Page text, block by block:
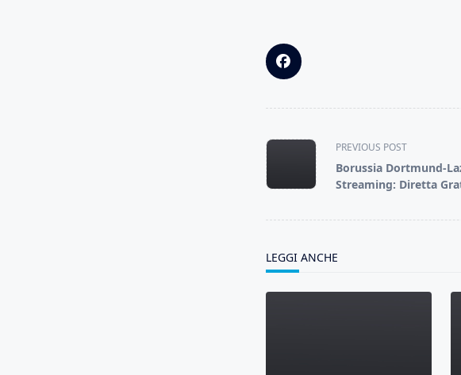
<span
class="nav-
subtitle
screen-
PREVIOUS POST
Borussia Dortmund-
Streaming: Diretta
LEGGI ANCHE